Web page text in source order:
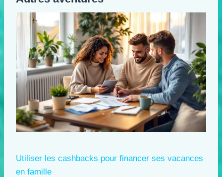
Utiliser les cashbacks pour financer ses vacances
en famille